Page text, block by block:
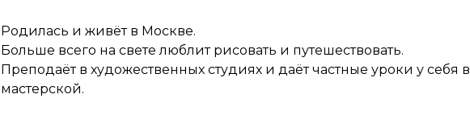
Родилась и живёт в Москве.
Больше всего на свете люблит рисовать и путешествовать.
Преподаёт в художественных студиях и даёт частные уроки у себя в
мастерской.